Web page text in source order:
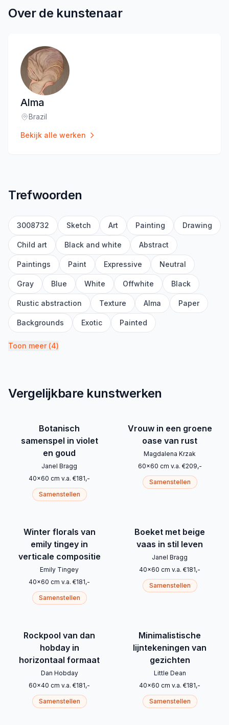
Over de kunstenaar
Alma
Locatie:
Brazil
Bekijk alle werken
Trefwoorden
3008732 Sketch Art Painting Drawing
Child art Black and white Abstract
Paintings Paint Expressive Neutral
Gray Blue White Offwhite Black
Rustic abstraction Texture Alma Paper
Backgrounds Exotic Painted
Toon meer(4)
Vergelijkbare kunstwerken
Botanisch
samenspel in violet
en goud
Janel Bragg
40x60 cm v.a. €181,-
Samenstellen
Vrouw in een groene
oase van rust
Magdalena Krzak
60x60 cm v.a. €209,-
Samenstellen
Winter florals van
emily tingey in
verticale compositie
Emily Tingey
40x60 cm v.a. €181,-
Samenstellen
Boeket met beige
vaas in stil leven
Janel Bragg
40x60 cm v.a. €181,-
Samenstellen
Rockpool van dan
hobday in
horizontaal formaat
Dan Hobday
60x40 cm v.a. €181,-
Samenstellen
Minimalistische
lijntekeningen van
gezichten
Little Dean
40x60 cm v.a. €181,-
Samenstellen